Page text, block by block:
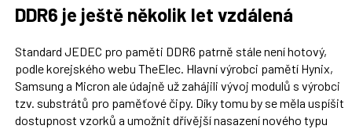
DDR6 je ještě několik let vzdálená
Standard JEDEC pro paměti DDR6 patrně stále není hotový,
podle korejského webu TheElec. Hlavní výrobci pamětí Hynix,
Samsung a Micron ale údajně už zahájili vývoj modulů s výrobci
tzv. substrátů pro paměťové čipy. Díky tomu by se měla uspíšit
dostupnost vzorků a umožnit dřívější nasazení nového typu